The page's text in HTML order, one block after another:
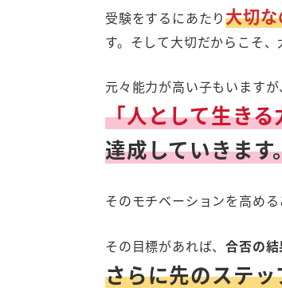
受験をするにあたり大切
す。そして大切だからこそ、
元々能力が高い子もいます
「人として生きる
達成していきます
そのモチベーションを高め
その目標があれば、合否の結
さらに先のステ